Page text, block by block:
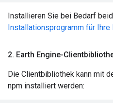
Installieren Sie bei Bedarf
Installationsprogramm für
2. Earth Engine-
Die Clientbibliothek kann mit
npm installiert werden: